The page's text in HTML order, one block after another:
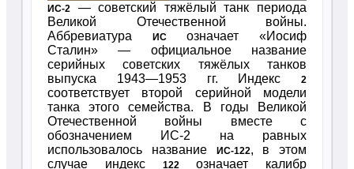
ИС-2
— советский тяжёлый танк периода
Великой Отечественной войны.
Аббревиатура
ИСозначает «Иосиф
Сталин» — официальное название
серийных советских тяжёлых танков
выпуска 1943—1953 гг. Индекс
2
соответствует второй серийной модели
танка этого семейства. В годы Великой
Отечественной войны вместе с
обозначением ИС-2 на равных
использовалось название
ИС-122, в этом
случае индекс
122
означает калибр